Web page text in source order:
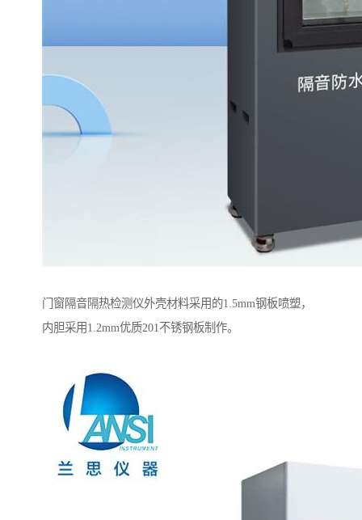
门窗隔音隔热检测仪外壳材料采用的1.5mm钢板喷塑，
内胆采用1.2mm优质201不锈钢板制作。